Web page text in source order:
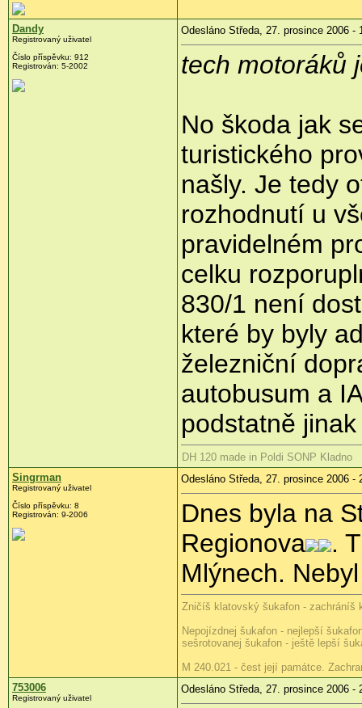
Dandy
Registrovaný uživatel
Číslo příspěvku: 912
Registrován: 5-2002
Odesláno Středa, 27. prosince 2006 -
tech motoráků
No škoda jak
turistického
našly. Je tedy
rozhodnutí u
pravidelném
celku
830/1 není
které by byly
železniční
autobusum a
podstatně
DH 120 made in Poldi SONP Kladno
Singrman
Registrovaný uživatel
Číslo příspěvku: 8
Registrován: 9-2006
Odesláno Středa, 27. prosince 2006 -
Dnes byla na
Regionova
.
Mlýnech.
Zničíš klatovský šukafon - zachráníš
Nepojízdnej šukafon - nejlepší
sešrotovanej šukafon - ještě lepší
M 240.021 - čest její památce.
753006
Registrovaný uživatel
Odesláno Středa, 27. prosince 2006 -